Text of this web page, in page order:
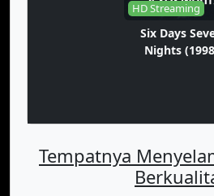
HD Streaming
Six Days
Nights
Tempatnya